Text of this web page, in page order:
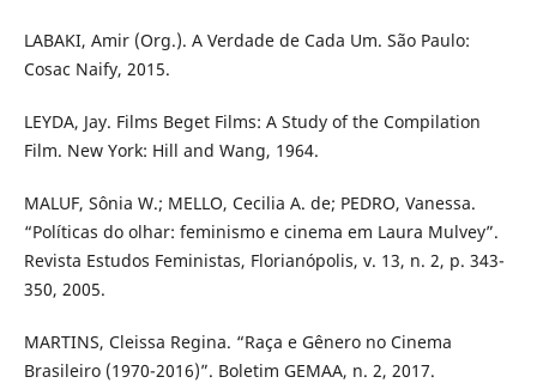
LABAKI, Amir (Org.). A Verdade de Cada Um. São Paulo:
Cosac Naify, 2015.
LEYDA, Jay. Films Beget Films: A Study of the Compilation
Film. New York: Hill and Wang, 1964.
MALUF, Sônia W.; MELLO, Cecilia A. de; PEDRO, Vanessa.
“Políticas do olhar: feminismo e cinema em Laura Mulvey”.
Revista Estudos Feministas, Florianópolis, v. 13, n. 2, p. 343-
350, 2005.
MARTINS, Cleissa Regina. “Raça e Gênero no Cinema
Brasileiro (1970-2016)”. Boletim GEMAA, n. 2, 2017.